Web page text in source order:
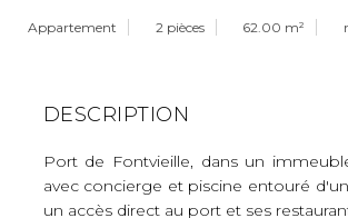
Appartement 2 pièces 62.00 m²
DESCRIPTION
Port de Fontvieille, dans un
avec concierge et piscine entouré
un accès direct au port et ses